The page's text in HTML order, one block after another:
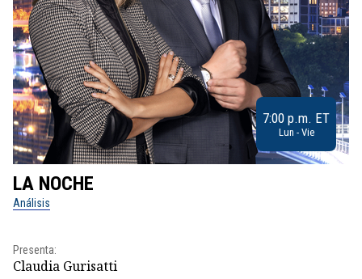
7:00 p.m. ET
Lun - Vie
LA NOCHE
Análisis
Presenta:
Claudia Gurisatti